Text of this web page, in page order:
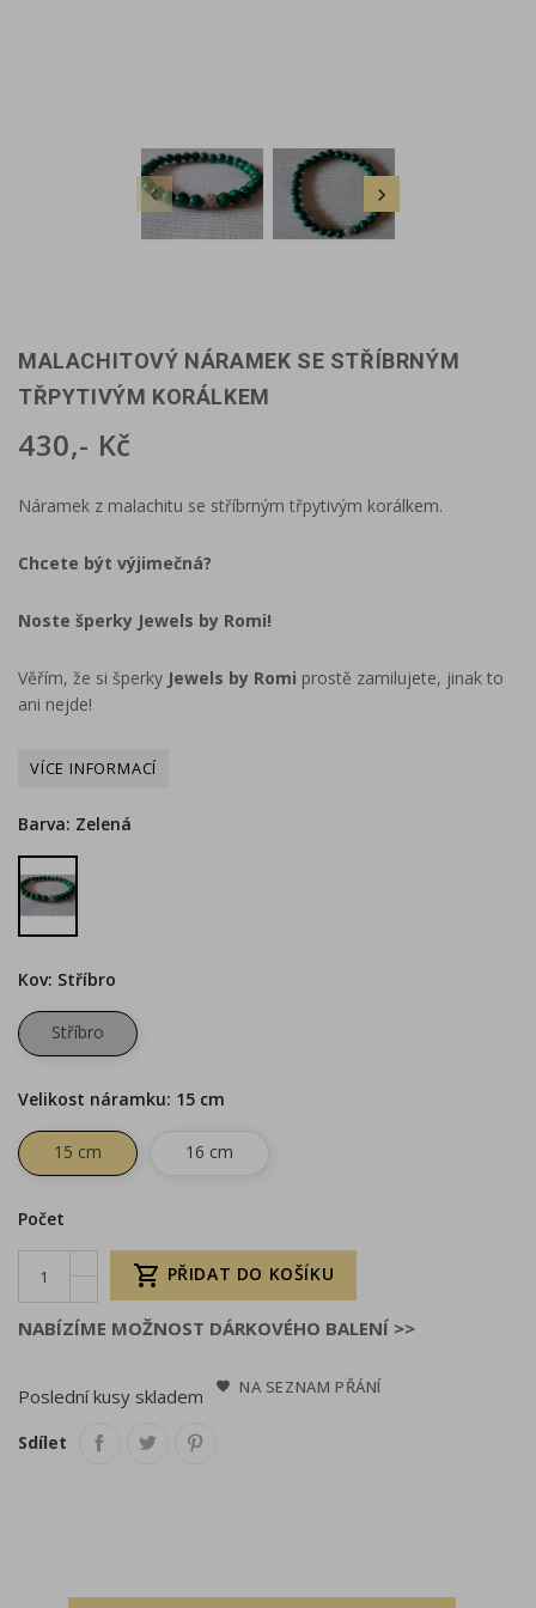
 
MALACHITOVÝ NÁRAMEK SE STŘÍBRNÝM
TŘPYTIVÝM KORÁLKEM
430,- Kč
Náramek z malachitu se stříbrným třpytivým korálkem.
Chcete být výjimečná?
Noste šperky Jewels by Romi!
Věřím, že si šperky Jewels by Romi prostě zamilujete, jinak to
ani nejde!
Barva: Zelená
Zelená
Kov: Stříbro
Stříbro
Velikost náramku: 15 cm
15 cm 16 cm
Počet
 PŘIDAT DO KOŠÍKU
NABÍZÍME MOŽNOST DÁRKOVÉHO BALENÍ >>
Poslední kusy skladem NA SEZNAM PŘÁNÍ
Sdílet